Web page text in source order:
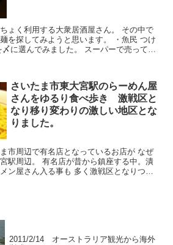
利用する大衆居酒屋さん。 その中で
てみようと思います。 ・魚民 つけ
ました。 スーパーで売ってい
さいたま市東大宮駅のらーめん屋
さんをゆるり食べ歩き 激戦区と
なり移り変わりの激しい地区とな
りました。
周辺で有名店となっているお店が なぜ
から鎮座する中。潰
事も 多く激戦区となりつつ
2011/2/14 オーストラリア観光から海外